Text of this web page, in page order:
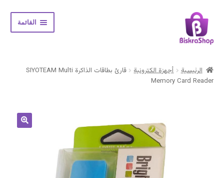
Skip
to
navigation
Skip
to
content
القائمة
المتجر
الرئيسية أجهزة الكترونية
قارئ بطاقات الذاكرة SIYOTEAM Multi
Memory Card Reader